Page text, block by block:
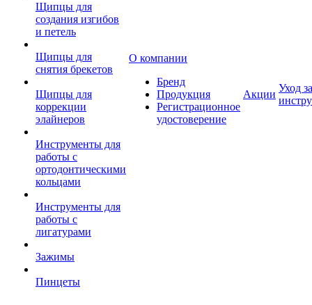
Щипцы для
создания изгибов
и петель
Щипцы для
снятия брекетов
Щипцы для
коррекции
элайнеров
Инструменты для
работы с
ортодонтическими
кольцами
Инструменты для
работы с
лигатурами
Зажимы
Пинцеты
О компании
Бренд
Продукция
Регистрационное
удостоверение
Акции
Уход за